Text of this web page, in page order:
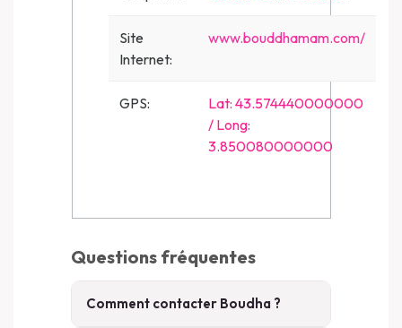
Site
Internet:
www.bouddhamam.com/
GPS:
Lat: 43.574440000000
/ Long:
3.850080000000
Questions fréquentes
Comment contacter Boudha ?